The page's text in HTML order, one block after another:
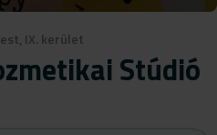
IX. kerület
Stúdió